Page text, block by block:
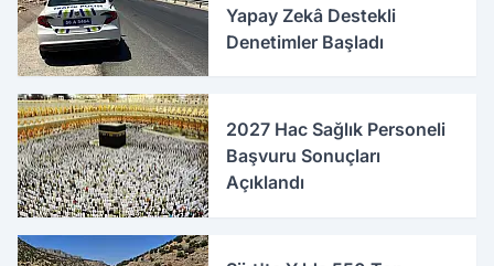
Yapay Zekâ Destekli
Denetimler Başladı
2027 Hac Sağlık Personeli
Başvuru Sonuçları
Açıklandı